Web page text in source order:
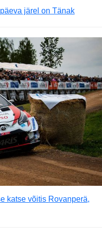
järel on Tänak
katse võitis Rovanperä,